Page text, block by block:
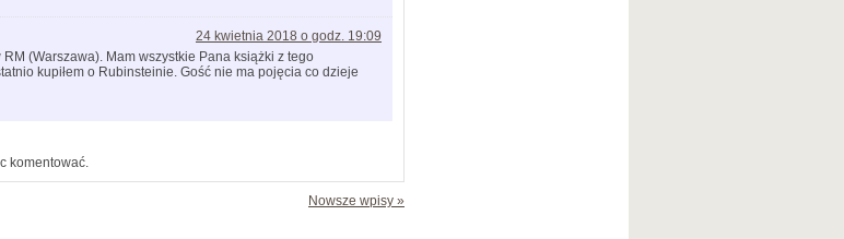
24 kwietnia 2018 o godz. 19:09
(Warszawa). Mam wszystkie Pana książki z tego
kupiłem o Rubinsteinie. Gość nie ma pojęcia co dzieje
komentować.
Nowsze wpisy »